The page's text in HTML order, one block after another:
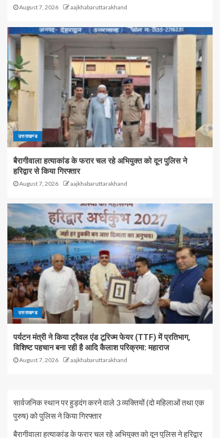
August 7, 2026 aajkhabaruttarakhand
उत्तराखण्ड
बैरागीवाला हत्याकांड के फरार चल रहे अभियुक्त को दून पुलिस ने
हरिद्वार से किया गिरफ्तार
August 7, 2026 aajkhabaruttarakhand
उत्तराखण्ड
पर्यटन मंत्री ने किया ट्रैवल एंड टूरिज्म फेयर (TTF) में प्रतिभाग,
विशिष्ट पहचान बना रही है आदि कैलाश परिक्रमा: महाराज
August 7, 2026 aajkhabaruttarakhand
सार्वजनिक स्थान पर हुड़दंग करने वाले 3 व्यक्तियों (दो महिलाओं तथा एक
पुरुष) को पुलिस ने किया गिरफ्तार
बैरागीवाला हत्याकांड के फरार चल रहे अभियुक्त को दून पुलिस ने हरिद्वार